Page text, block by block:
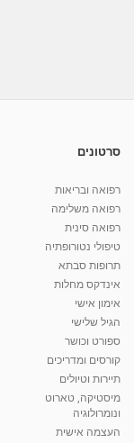
10:17
01:37
01:46
סרטונים
רפואה ובריאות
רפואה משלימה
רפואה סינית
טיפולי נטורופתיה
תרופות סבתא
אינדקס מחלות
אימון אישי
הגיל שלישי
ספורט וכושר
קורסים ומדריכים
תיירות וטיולים
מיסטיקה, טארוט
ונומרולוגיה
העצמה אישית